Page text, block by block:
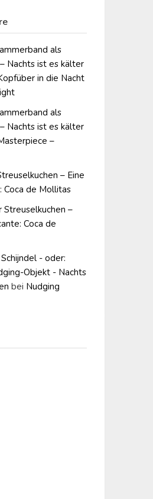
als
Nachts ist es kälter
in die Nacht
als
Nachts ist es kälter
–
– Eine
Coca de Mollitas
Streuselkuchen –
Coca de
- oder:
Objekt - Nachts
bei Nudging